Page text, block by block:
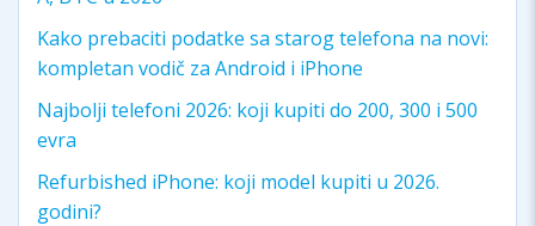
Kako prebaciti podatke sa starog telefona na novi:
kompletan vodič za Android i iPhone
Najbolji telefoni 2026: koji kupiti do 200, 300 i 500
evra
Refurbished iPhone: koji model kupiti u 2026.
godini?